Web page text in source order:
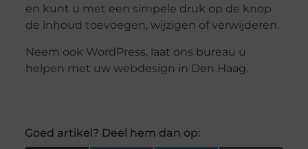
en kunt u met een simpele druk op de knop
de inhoud toevoegen, wijzigen of verwijderen.
Neem ook WordPress, laat ons bureau u
helpen met uw webdesign in Den Haag.
Goed artikel? Deel hem dan op: